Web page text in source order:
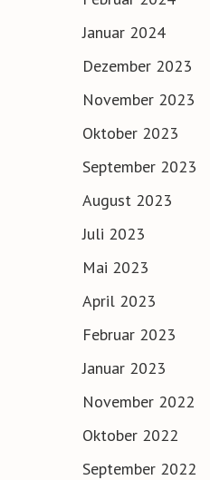
Januar 2024
Dezember 2023
November 2023
Oktober 2023
September 2023
August 2023
Juli 2023
Mai 2023
April 2023
Februar 2023
Januar 2023
November 2022
Oktober 2022
September 2022